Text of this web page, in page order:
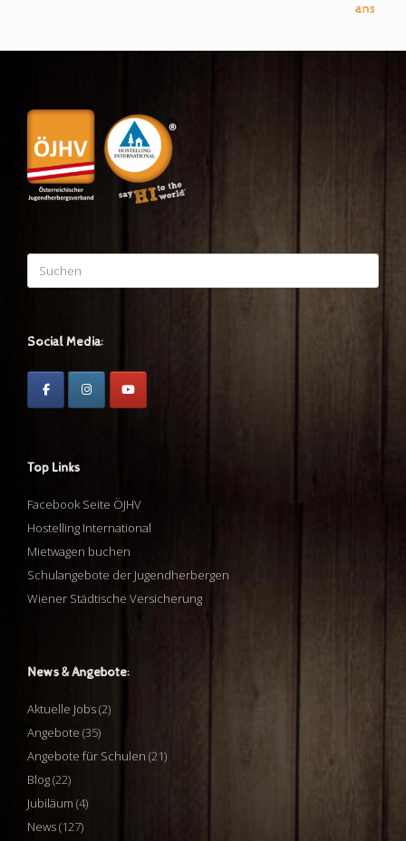
ans Ziel
Suchen
nach:
Social Media:
Top Links
Facebook Seite ÖJHV
Hostelling International
Mietwagen buchen
Schulangebote der Jugendherbergen
Wiener Städtische Versicherung
News & Angebote:
Aktuelle Jobs(2)
Angebote (35)
Angebote für Schulen (21)
Blog(22)
Jubiläum (4)
News(127)